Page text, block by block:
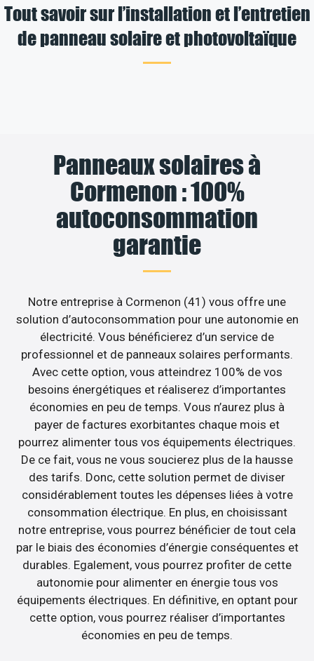
Tout savoir sur l’installation et l’entretien
de panneau solaire et photovoltaïque
Panneaux solaires à
Cormenon : 100%
autoconsommation
garantie
Notre entreprise à Cormenon (41) vous offre une
solution d’autoconsommation pour une autonomie en
électricité. Vous bénéficierez d’un service de
professionnel et de panneaux solaires performants.
Avec cette option, vous atteindrez 100% de vos
besoins énergétiques et réaliserez d’importantes
économies en peu de temps. Vous n’aurez plus à
payer de factures exorbitantes chaque mois et
pourrez alimenter tous vos équipements électriques.
De ce fait, vous ne vous soucierez plus de la hausse
des tarifs. Donc, cette solution permet de diviser
considérablement toutes les dépenses liées à votre
consommation électrique. En plus, en choisissant
notre entreprise, vous pourrez bénéficier de tout cela
par le biais des économies d’énergie conséquentes et
durables. Egalement, vous pourrez profiter de cette
autonomie pour alimenter en énergie tous vos
équipements électriques. En définitive, en optant pour
cette option, vous pourrez réaliser d’importantes
économies en peu de temps.